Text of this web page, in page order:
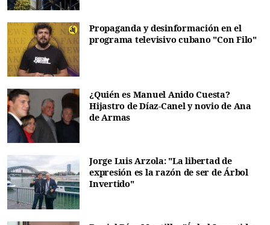
Propaganda y desinformación en el
programa televisivo cubano "Con Filo"
¿Quién es Manuel Anido Cuesta?
Hijastro de Díaz-Canel y novio de Ana
de Armas
Jorge Luis Arzola: "La libertad de
expresión es la razón de ser de Árbol
Invertido"